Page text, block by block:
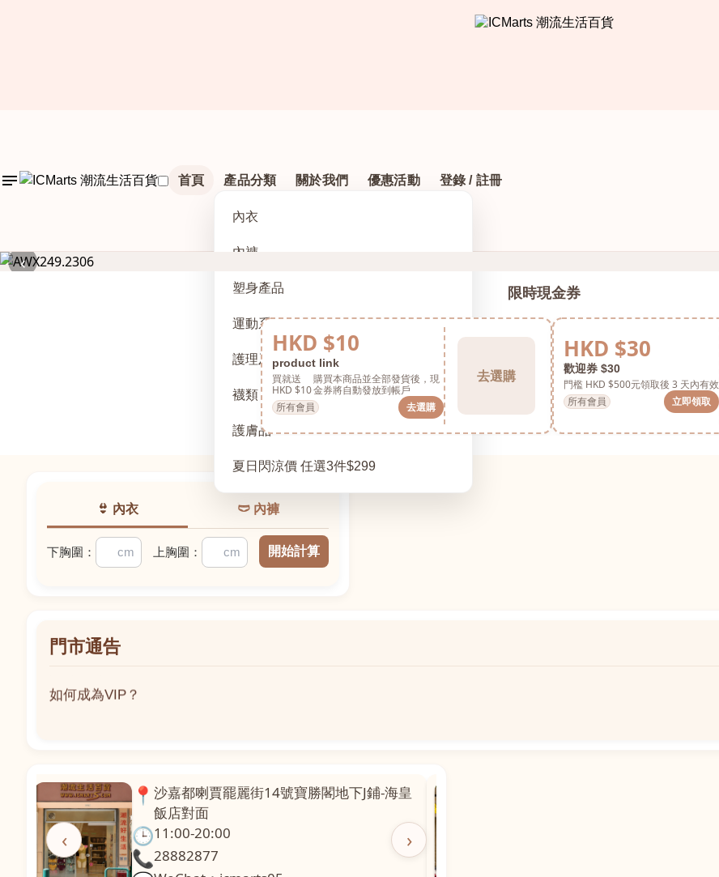
首頁 產品分類
內衣
內褲
塑身產品
運動系列
護理及配件
襪類
護膚品
夏日閃涼價 任選3件$299
關於我們 優惠活動 登錄 / 註冊
‹
限時現金券
HKD $10
product link
買就送
HKD $10
購買本商品並全部發貨後，現
金券將自動發放到帳戶
所有會員
去選購
去選購
HKD $30
歡迎券 $30
門檻 HKD $500元領取後 3 天內有效
所有會員
立即領取
👙 內衣 🩲 內褲
下胸圍： 上胸圍： 開始計算
門市通告
如何成為VIP？
‹ ›
📍澳門啤利喇街121號珍興樓L1舖 粵華廣場對
面
🕒11:00-20:00
📞28331971